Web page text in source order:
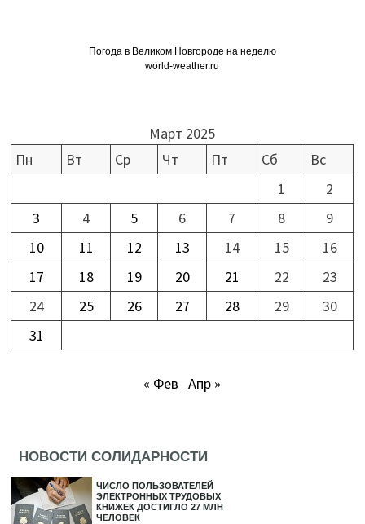
Погода в Великом Новгороде на неделю
world-weather.ru
Март 2025
Пн
Вт Ср Чт Пт Сб
Вс
1
2
3
4 5 6 7 8
9
10
11 12 13 14 15
16
17
18 19 20 21 22
23
24
25 26 27 28 29
30
31
« Фев Апр »
НОВОСТИ СОЛИДАРНОСТИ
ЧИСЛО ПОЛЬЗОВАТЕЛЕЙ
ЭЛЕКТРОННЫХ ТРУДОВЫХ
КНИЖЕК ДОСТИГЛО 27 МЛН
ЧЕЛОВЕК